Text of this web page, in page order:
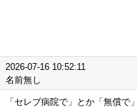
2026-07-16 10:52:11
名前無し
「セレブ病院で」とか「無償で